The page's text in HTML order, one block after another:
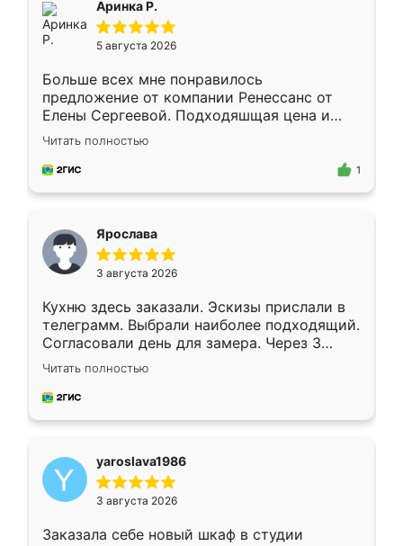
Аринка Р.
5 августа 2026
Больше всех мне понравилось
предложение от компании Ренессанс от
Елены Сергеевой. Подходяшщая цена и
короткие сроки изготовления. Приехавший
для замера сотрудник Владислав
предложил по моему эскизу самый
Читать полностью
1
Ярослава
3 августа 2026
Кухню здесь заказали. Эскизы прислали в
телеграмм. Выбрали наиболее подходящий.
Согласовали день для замера. Через 3
недели кухня была уже готова. Остались
довольны работой. Спасибо Ренессанс
мебель за качественную работу!
Читать полностью
yaroslava1986
3 августа 2026
Заказала себе новый шкаф в студии